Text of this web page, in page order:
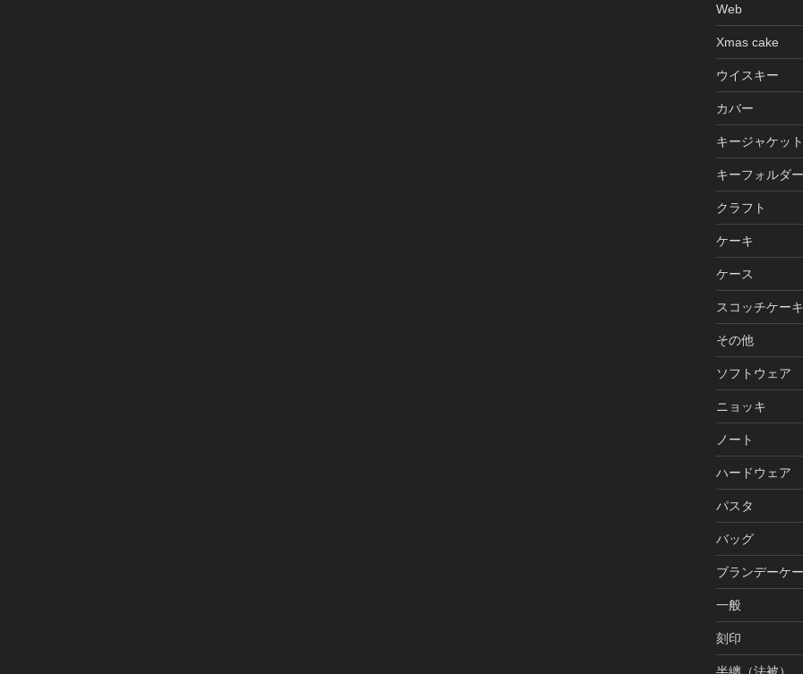
Web
Xmas cake
ウイスキー
カバー
キージャケット
キーフォルダー
クラフト
ケーキ
ケース
スコッチケーキ
その他
ソフトウェア
ニョッキ
ノート
ハードウェア
パスタ
バッグ
ブランデーケ
一般
刻印